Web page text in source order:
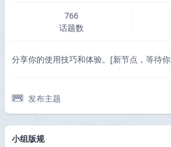
766
话题数
分享你的使用技巧和体验。[新节点，等待
发布主题
小组版规